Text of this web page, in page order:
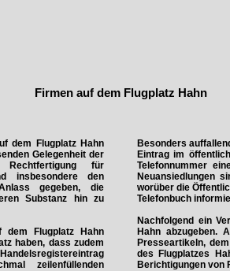
Firmen auf dem Flugplatz Hahn
dem Flugplatz Hahn
Gelegenheit der
für
insbesondere den
gegeben, die
Substanz hin zu
Flugplatz Hahn
haben, dass zudem
zeilenfüllenden
Besonders
Eintrag im
Telefonnummer
Neuansiedlungen
worüber die
Telefonbuch
Nachfolgend ein
Hahn abzugeben.
Presseartikeln,
des Flugplatzes
Berichtigungen von